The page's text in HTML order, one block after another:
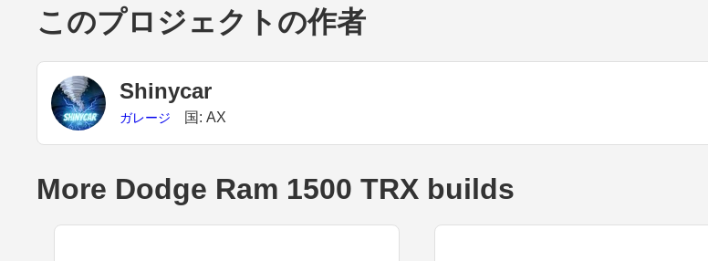
このプロジェクトの作者
Shinycar
ガレージ 国: AX
More Dodge Ram 1500 TRX builds